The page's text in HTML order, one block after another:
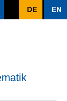
DE EN